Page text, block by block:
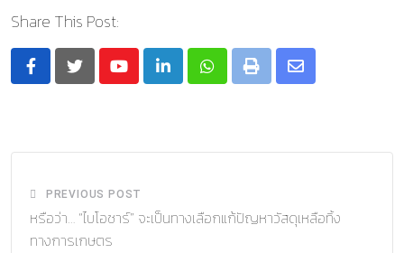
Share This Post:
YoutubeLinkedInWhatsapp
Print
Share
PREVIOUS POST
หรือว่า… “ไบโอชาร์” จะเป็นทางเลือกแก้ปัญหาวัสดุเหลือทิ้ง
ทางการเกษตร